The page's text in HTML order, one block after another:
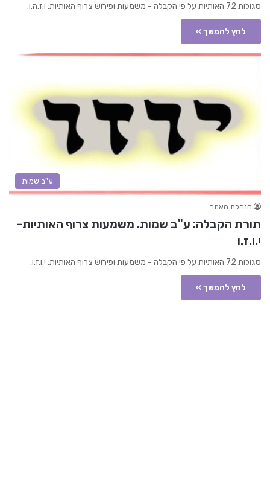
סגולות 72 האותיות על פי הקבלה - משמעות ופירוש צרוף האותיות: ו.ז.ה.ו.
לחץ להמשך »
ע"ב שמות
הנהלת האתר
תורת הקבלה: ע"ב שמות. משמעות צרוף האותיות-
י.ו.ז.ו
סגולות 72 האותיות על פי הקבלה - משמעות ופירוש צרוף האותיות: י.ו.ז.ו.
לחץ להמשך »